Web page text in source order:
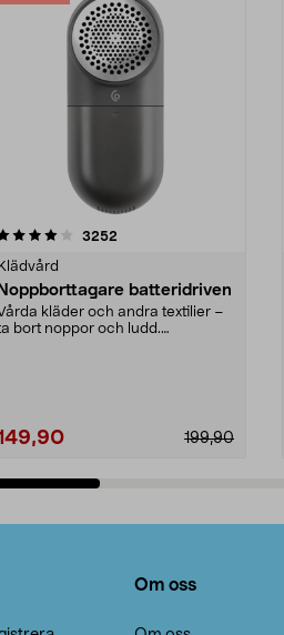
3252
Klädvård
Noppborttagare batteridriven
kläder och andra textilier –
bort noppor och ludd.
199,90
4.5av 5 stjärnor
Om oss